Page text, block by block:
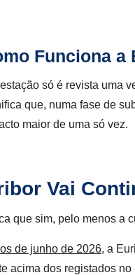
Funciona a
só é revista uma
que, numa fase de
maior de uma só vez.
Vai
que sim, pelo menos a
de junho de 2026, a
acima dos registados no